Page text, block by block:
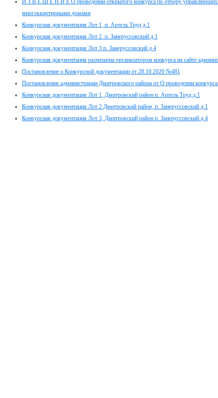
многоквартирными домами
Конкурсная документация Лот 1, п. Артель Труд д.1
Конкурсная документация Лот 2. п. Занеруссовский д.1
Конкурсная документация Лот 3 п. Занеруссовский д.4
Конкурсная документация размещена организатором конкурса на сайте
Постановление о Конкурсной документации от 28.10.2020 №481
Постановление администрации Дмитровского района от О проведении
Конкурсная документация Лот 1, Дмитровский район п. Артель Труд д.1
Конкурсная документация Лот 2.Дмитровский район, п. Занеруссовский д.1
Конкурсная документация Лот 3, Дмитровский район п. Занеруссовский д.4